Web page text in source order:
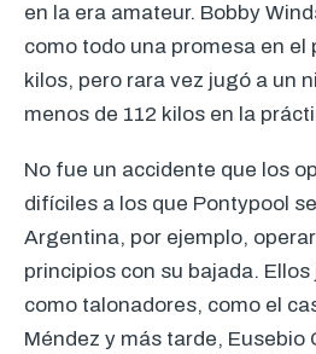
en la era amateur. Bobby
como todo una promesa en el
kilos, pero rara vez jugó a un
menos de 112 kilos en la
No fue un accidente que los
difíciles a los que Pontypool
Argentina, por ejemplo,
principios con su bajada.
como talonadores, como el
Méndez y más tarde, Eusebio